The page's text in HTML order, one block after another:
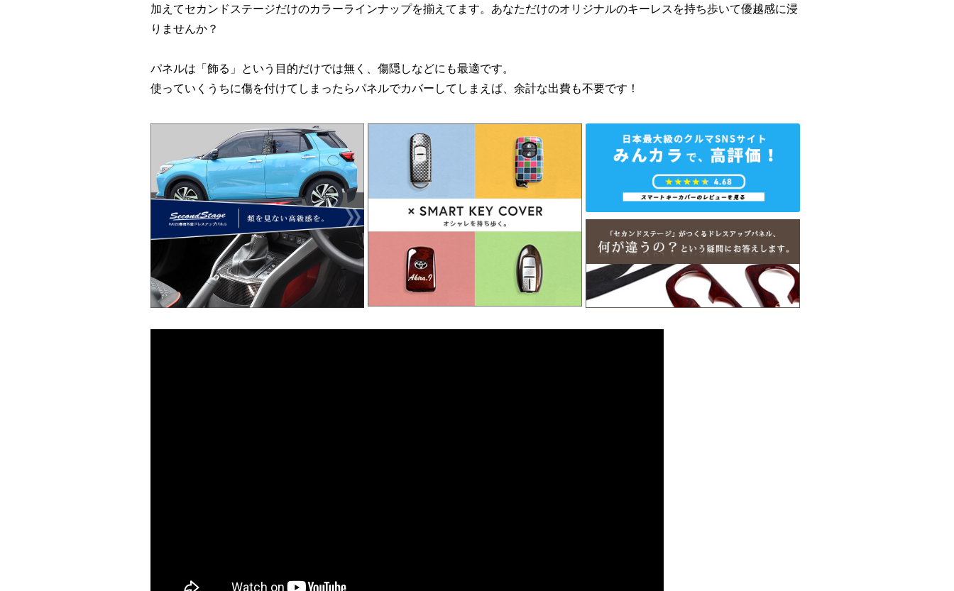
加えてセカンドステージだけのカラーラインナップを揃えてます。あなただけのオリジナルのキーレスを持ち歩いて優越感に浸
りませんか？
パネルは「飾る」という目的だけでは無く、傷隠しなどにも最適です。
使っていくうちに傷を付けてしまったらパネルでカバーしてしまえば、余計な出費も不要です！